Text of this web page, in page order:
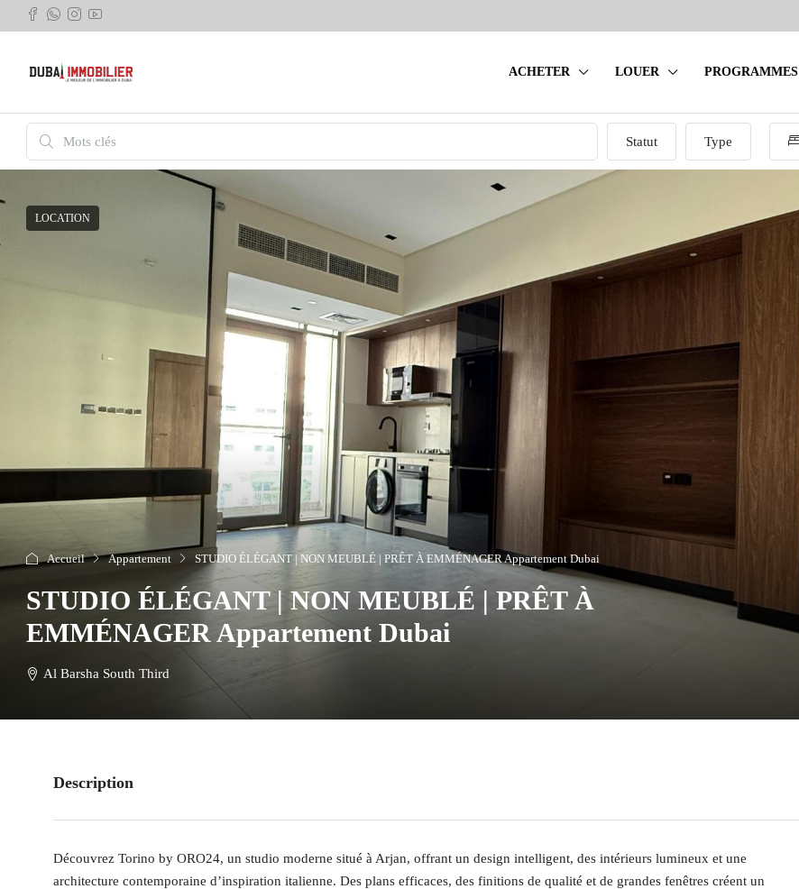
ACHETER LOUER PROGRAMMES
Statut Type
LOCATION
Accueil Appartement STUDIO ÉLÉGANT | NON MEUBLÉ | PRÊT À EMMÉNAGER Appartement Dubai
STUDIO ÉLÉGANT | NON MEUBLÉ | PRÊT À
EMMÉNAGER Appartement Dubai
Al Barsha South Third
Description
Découvrez Torino by ORO24, un studio moderne situé à Arjan, offrant un design intelligent, des intérieurs lumineux et une
architecture contemporaine d’inspiration italienne. Des plans efficaces, des finitions de qualité et de grandes fenêtres créent un